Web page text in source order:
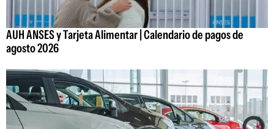
AUH ANSES y Tarjeta Alimentar | Calendario de pagos de
agosto 2026